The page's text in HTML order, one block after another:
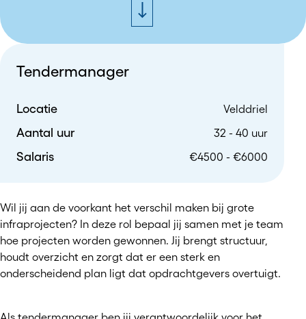
Tendermanager
Locatie Velddriel
Aantal uur 32 - 40 uur
Salaris €4500 - €6000
Wil jij aan de voorkant het verschil maken bij grote
infraprojecten? In deze rol bepaal jij samen met je team
hoe projecten worden gewonnen. Jij brengt structuur,
houdt overzicht en zorgt dat er een sterk en
onderscheidend plan ligt dat opdrachtgevers overtuigt.